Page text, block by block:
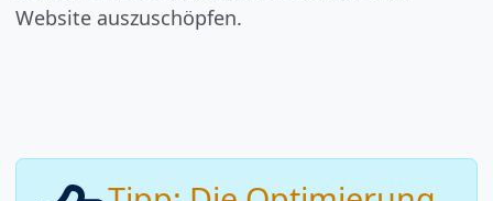
Website auszuschöpfen.